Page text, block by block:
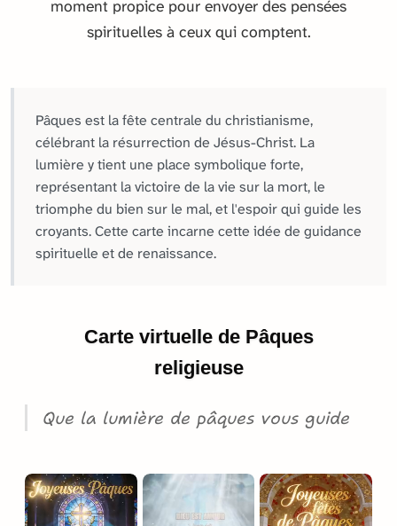
moment propice pour envoyer des pensées
spirituelles à ceux qui comptent.
Pâques est la fête centrale du christianisme,
célébrant la résurrection de Jésus-Christ. La
lumière y tient une place symbolique forte,
représentant la victoire de la vie sur la mort, le
triomphe du bien sur le mal, et l'espoir qui guide les
croyants. Cette carte incarne cette idée de guidance
spirituelle et de renaissance.
Carte virtuelle de Pâques
religieuse
Que la lumière de pâques vous guide